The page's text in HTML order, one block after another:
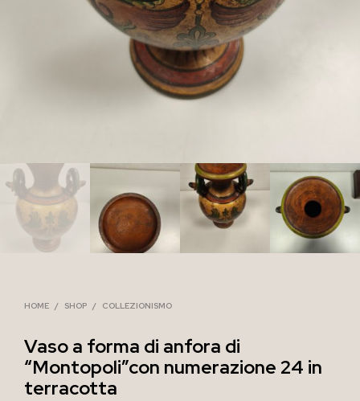
HOME / SHOP / COLLEZIONISMO
Vaso a forma di anfora di
“Montopoli”con numerazione 24 in
terracotta